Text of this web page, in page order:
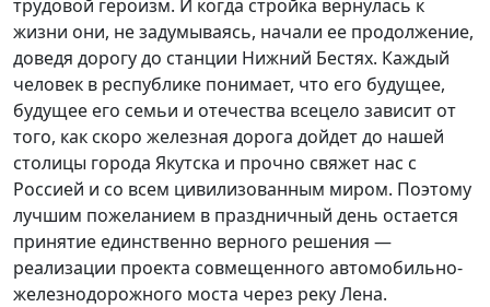
трудовой героизм. И когда стройка вернулась к
жизни они, не задумываясь, начали ее продолжение,
доведя дорогу до станции Нижний Бестях. Каждый
человек в республике понимает, что его будущее,
будущее его семьи и отечества всецело зависит от
того, как скоро железная дорога дойдет до нашей
столицы города Якутска и прочно свяжет нас с
Россией и со всем цивилизованным миром. Поэтому
лучшим пожеланием в праздничный день остается
принятие единственно верного решения —
реализации проекта совмещенного автомобильно-
железнодорожного моста через реку Лена.